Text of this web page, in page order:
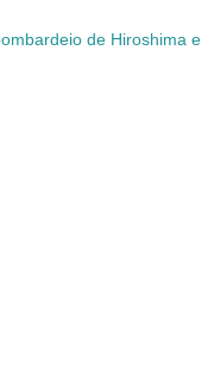
de Hiroshima e